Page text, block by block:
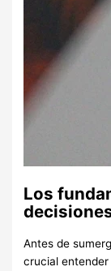
Los
Antes de
crucial